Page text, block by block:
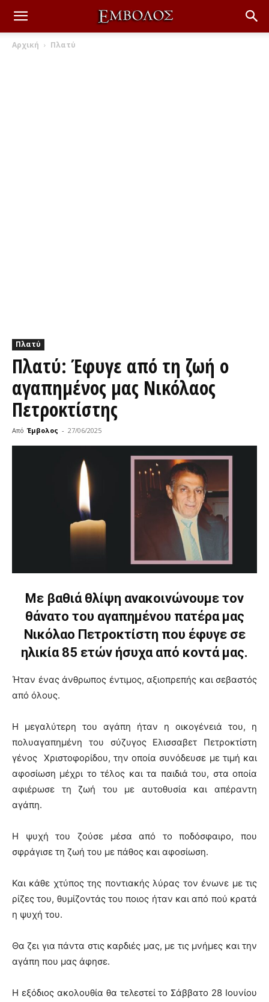
Αρχική Πλατύ
Πλατύ
Πλατύ: Έφυγε από τη ζωή ο
αγαπημένος μας Νικόλαος
Πετροκτίστης
Από Έμβολος - 27/06/2025
Με βαθιά θλίψη ανακοινώνουμε τον
θάνατο του αγαπημένου πατέρα μας
Νικόλαο Πετροκτίστη που έφυγε σε
ηλικία 85 ετών ήσυχα από κοντά μας.
Ήταν ένας άνθρωπος έντιμος, αξιοπρεπής και σεβαστός
από όλους.
Η μεγαλύτερη του αγάπη ήταν η οικογένειά του, η
πολυαγαπημένη του σύζυγος Ελισσαβετ Πετροκτίστη
γένος Χριστοφορίδου, την οποία συνόδευσε με τιμή και
αφοσίωση μέχρι το τέλος και τα παιδιά του, στα οποία
αφιέρωσε τη ζωή του με αυτοθυσία και απέραντη
αγάπη.
Η ψυχή του ζούσε μέσα από το ποδόσφαιρο, που
σφράγισε τη ζωή του με πάθος και αφοσίωση.
Και κάθε χτύπος της ποντιακής λύρας τον ένωνε με τις
ρίζες του, θυμίζοντάς του ποιος ήταν και από πού κρατά
η ψυχή του.
Θα ζει για πάντα στις καρδιές μας, με τις μνήμες και την
αγάπη που μας άφησε.
Η εξόδιος ακολουθία θα τελεστεί το Σάββατο 28 Ιουνίου